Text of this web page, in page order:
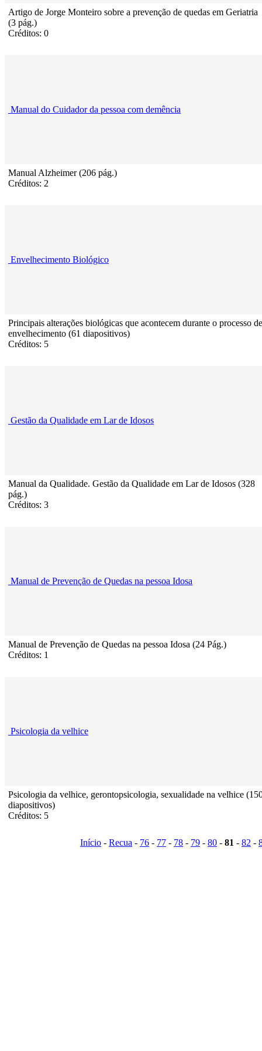
Artigo de Jorge Monteiro sobre a prevenção de quedas em Geriatria
(3 pág.)
Créditos: 0
Manual do Cuidador da pessoa com demência
Manual Alzheimer (206 pág.)
Créditos: 2
Envelhecimento Biológico
Principais alterações biológicas que acontecem durante o processo de
envelhecimento (61 diapositivos)
Créditos: 5
Gestão da Qualidade em Lar de Idosos
Manual da Qualidade. Gestão da Qualidade em Lar de Idosos (328
pág.)
Créditos: 3
Manual de Prevenção de Quedas na pessoa Idosa
Manual de Prevenção de Quedas na pessoa Idosa (24 Pág.)
Créditos: 1
Psicologia da velhice
Psicologia da velhice, gerontopsicologia, sexualidade na velhice
diapositivos)
Créditos: 5
Início - Recua - 76 - 77 - 78 - 79 - 80 - 81 - 82 -